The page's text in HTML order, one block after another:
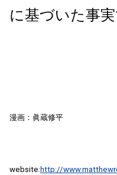
に基づいた事実
漫画：眞蔵修平
website: http://